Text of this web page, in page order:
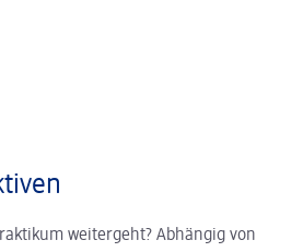
weitergeht? Abhängig von